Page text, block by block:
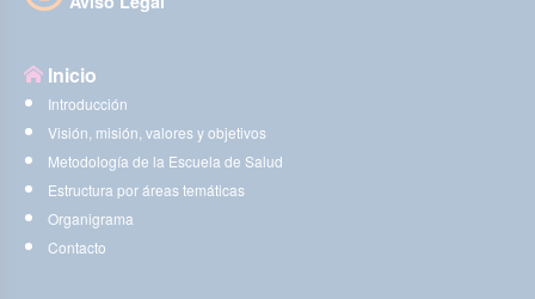
Inicio
Introducción
Visión, misión, valores y objetivos
Metodología de la Escuela de Salud
Estructura por áreas temáticas
Organigrama
Contacto